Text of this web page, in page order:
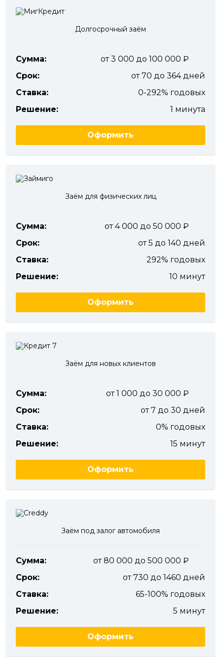
Долгосрочный заём
Сумма:
от 3 000 до 100 000
Срок:
от 70 до 364 дней
Ставка:
0-292% годовых
Решение:
1 минута
Оформить
Заём для физических лиц
Сумма:
от 4 000 до 50 000
Срок:
от 5 до 140 дней
Ставка:
292% годовых
Решение:
10 минут
Оформить
Заём для новых клиентов
Сумма:
от 1 000 до 30 000
Срок:
от 7 до 30 дней
Ставка:
0% годовых
Решение:
15 минут
Оформить
Заём под залог автомобиля
Сумма:
от 80 000 до 500 000
Срок:
от 730 до 1460 дней
Ставка:
65-100% годовых
Решение:
5 минут
Оформить